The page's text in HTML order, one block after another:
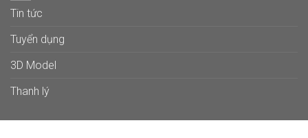
Tin tức
Tuyển dụng
3D Model
Thanh lý